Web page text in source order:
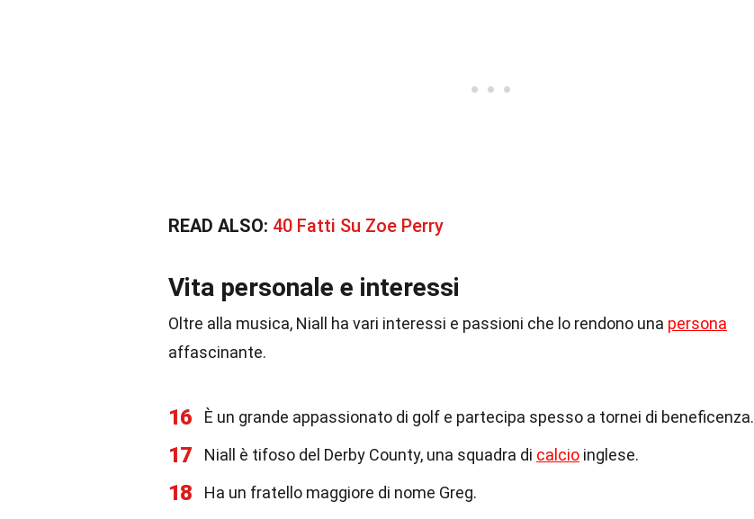
READ ALSO: 40 Fatti Su Zoe Perry
Vita personale e interessi
Oltre alla musica, Niall ha vari interessi e passioni che lo rendono una persona
affascinante.
16 È un grande appassionato di golf e partecipa spesso a tornei di beneficenza.
17 Niall è tifoso del Derby County, una squadra di calcio inglese.
18 Ha un fratello maggiore di nome Greg.